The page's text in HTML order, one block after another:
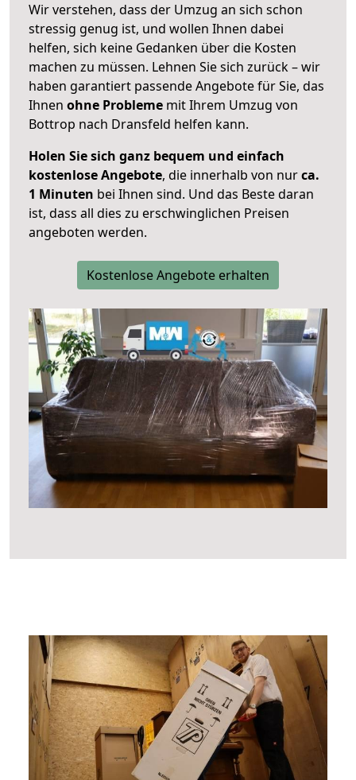
Wir verstehen, dass der Umzug an sich schon
stressig genug ist, und wollen Ihnen dabei
helfen, sich keine Gedanken über die Kosten
machen zu müssen. Lehnen Sie sich zurück – wir
haben garantiert passende Angebote für Sie, das
Ihnen ohne Probleme mit Ihrem Umzug von
Bottrop nach Dransfeld helfen kann.
Holen Sie sich ganz bequem und einfach
kostenlose Angebote, die innerhalb von nurca.
1 Minuten bei Ihnen sind. Und das Beste daran
ist, dass all dies zu erschwinglichen Preisen
angeboten werden.
Kostenlose Angebote erhalten